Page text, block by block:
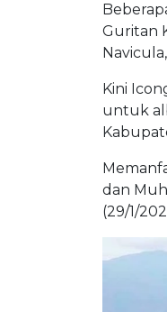
Guritan
Kini
untuk
dan
(29/1/